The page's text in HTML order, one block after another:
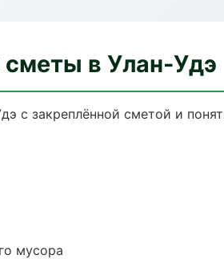
в Улан-Удэ
с закреплённой сметой и
мусора